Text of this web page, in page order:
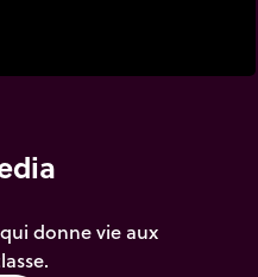
par Maxwell et
macroscopique
rapide d'un
donne vie aux